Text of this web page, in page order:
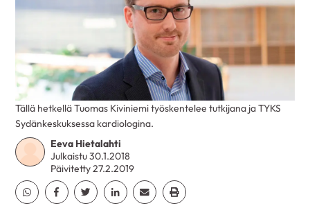
Eeva Hietalahti
Julkaistu 30.1.2018
Päivitetty 27.2.2019
Jaa Whatsapp
Jaa Facebook
Jaa TwitterJaa Linkedin
Jaa EmailJaa Print
Tällä hetkellä Tuomas Kiviniemi työskentelee tutkijana ja TYKS
Sydänkeskuksessa kardiologina.